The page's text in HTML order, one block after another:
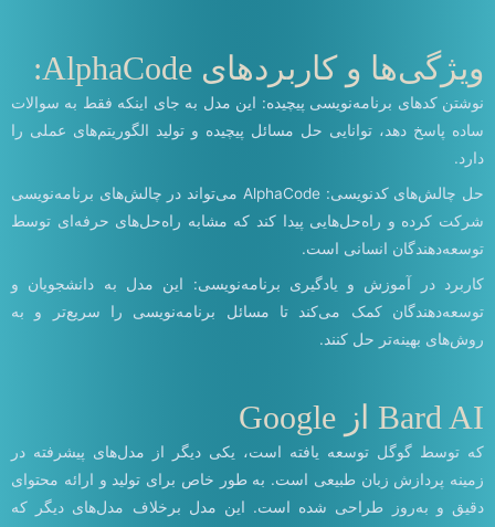
ویژگی‌ها و کاربردهای AlphaCode:
نوشتن کدهای برنامه‌نویسی پیچیده: این مدل به جای اینکه فقط به سوالات
ساده پاسخ دهد، توانایی حل مسائل پیچیده و تولید الگوریتم‌های عملی را
دارد.
حل چالش‌های کدنویسی: AlphaCode می‌تواند در چالش‌های برنامه‌نویسی
شرکت کرده و راه‌حل‌هایی پیدا کند که مشابه راه‌حل‌های حرفه‌ای توسط
توسعه‌دهندگان انسانی است.
کاربرد در آموزش و یادگیری برنامه‌نویسی: این مدل به دانشجویان و
توسعه‌دهندگان کمک می‌کند تا مسائل برنامه‌نویسی را سریع‌تر و به
روش‌های بهینه‌تر حل کنند.
Bard AI از Google
که توسط گوگل توسعه یافته است، یکی دیگر از مدل‌های پیشرفته در
زمینه پردازش زبان طبیعی است. به طور خاص برای تولید و ارائه محتوای
دقیق و به‌روز طراحی شده است. این مدل برخلاف مدل‌های دیگر که